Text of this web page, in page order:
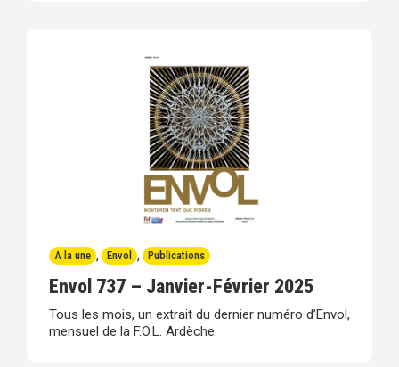
A la une , Envol , Publications
Envol 737 – Janvier-Février 2025
Tous les mois, un extrait du dernier numéro d’Envol,
mensuel de la F.O.L. Ardèche.